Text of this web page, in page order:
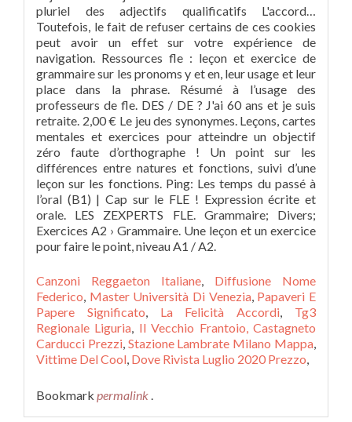
Canzoni Reggaeton Italiane, Diffusione Nome
Federico, Master Università Di Venezia, Papaveri E
Papere Significato, La Felicità Accordi, Tg3
Regionale Liguria, Il Vecchio Frantoio, Castagneto
Carducci Prezzi, Stazione Lambrate Milano Mappa,
Vittime Del Cool, Dove Rivista Luglio 2020 Prezzo,
Bookmark permalink .